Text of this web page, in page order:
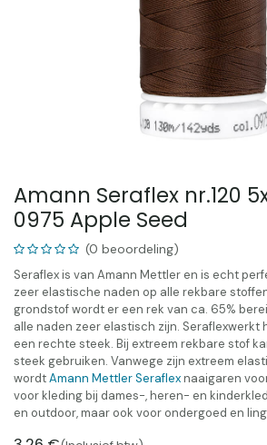
Amann Seraflex nr.120
0975 Apple Seed
(0 beoordeling)
Seraflex is van Amann Mettler en is echt
zeer elastische naden op alle rekbare
grondstof wordt er een rek van ca. 65%
alle naden zeer elastisch zijn. Seraflexwerkt
een rechte steek. Bij extreem rekbare stof
steek gebruiken. Vanwege zijn extreem
wordtAmann Mettler Seraflexnaaigaren
voor kleding bij dames-, heren- en
en outdoor, maar ook voor ondergoed en